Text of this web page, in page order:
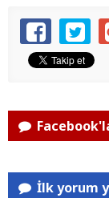
İlk yorum